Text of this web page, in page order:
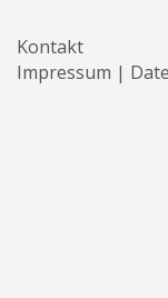
Kontakt
Impressum |